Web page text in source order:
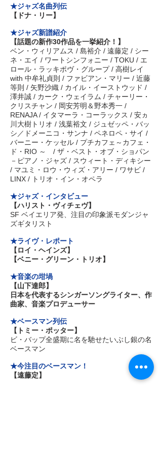
★ジャズ名曲列伝
【ドナ・リー】
★ジャズ新譜紹介
【話題の新作30作品を一挙紹介！】
ベン・ウィリアムス / 島裕介 / 遠藤定 / シー
ネ・エイ / ワートシンフォニー / TOKU / エ
ロール・ラッキポヴ・グループ / 高樹レイ
with 中牟礼貞則 / ファビアン・マリー / 近藤
等則 / 矢野沙織 / カイル・イーストウッド /
澤井誠 / カーク・ウェイラム / チャーリー・
クリスチャン / 岡安芳明＆野本秀一 /
RENAJA / イタマーラ・コーラックス / 安ヵ
川大樹トリオ / 浅葉裕文 / ジュゼッペ・バッ
シ／ドメーニコ・サンナ / ペネロペ・サイ /
バーニー・ケッセル / プチカフェ～カフェ・
ド・RIO ～ / ザ・ベスト・オブ・ショパン
－ピアノ・ジャズ / スウィート・ディキシー
/ マユミ・ロウ・ウィズ・アリー / ワサビ /
LINX / トリオ・イン・オペラ
★ジャズ・インタビュー
【ハリスト・ヴィチェヴ】
SF ベイエリア発、注目の印象派モダンジャ
ズギタリスト
★ライヴ・レポート
【ロイ・ヘインズ】
【ベニー・グリーン・トリオ】
★音楽の坩堝
【山下達郎】
日本を代表するシンガーソングライター、作
曲家、音楽プロデューサー
★ベースマン列伝
【トミー・ポッター】
ビ・バップ全盛期に名を馳せたいぶし銀の名
ベースマン
★今注目のベースマン！
【遠藤定】